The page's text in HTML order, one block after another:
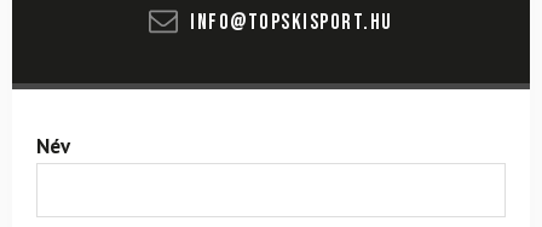
info@topskisport.hu
Név